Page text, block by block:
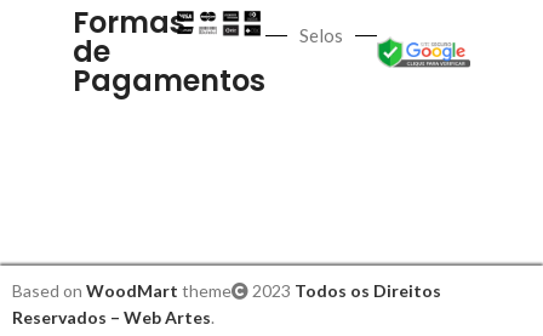
Formas
de
Pagamentos
Selos
Based on WoodMart theme 2023 Todos os Direitos
Reservados – Web Artes.